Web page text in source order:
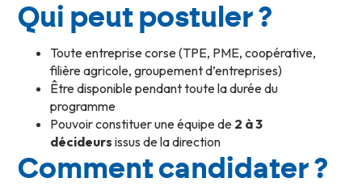
Qui peut postuler ?
Toute entreprise corse (TPE, PME, coopérative,
filière agricole, groupement d’entreprises)
Être disponible pendant toute la durée du
programme
Pouvoir constituer une équipe de 2 à 3
décideurs issus de la direction
Comment candidater ?